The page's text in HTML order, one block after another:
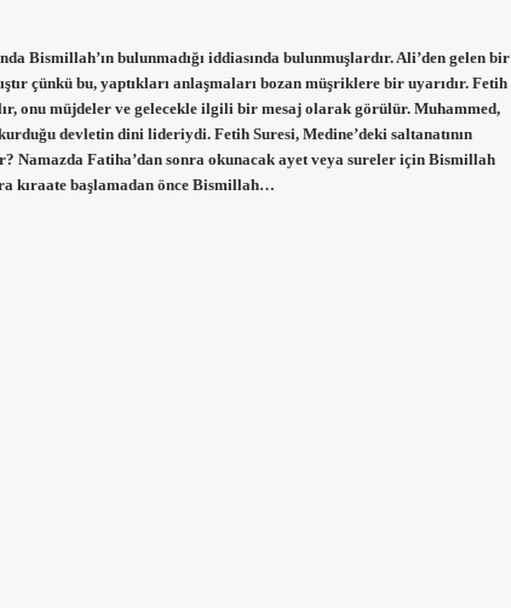
Bismillah’ın bulunmadığı iddiasında bulunmuşlardır. Ali’den gelen bir
çünkü bu, yaptıkları anlaşmaları bozan müşriklere bir uyarıdır. Fetih
onu müjdeler ve gelecekle ilgili bir mesaj olarak görülür. Muhammed,
devletin dini lideriydi. Fetih Suresi, Medine’deki saltanatının
Namazda Fatiha’dan sonra okunacak ayet veya sureler için Bismillah
kıraate başlamadan önce Bismillah…